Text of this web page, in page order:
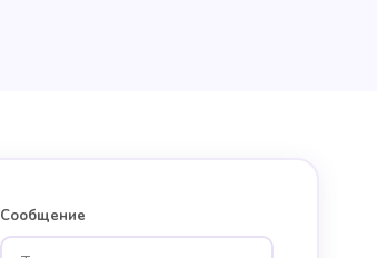
Сообщение